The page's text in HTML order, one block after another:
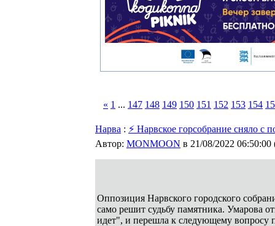
« 1 ... 147 148 149 150 151 152 153 154
Нарва : ⚡ Нарвское горсобрание сняло с
Автор: MONMOON в 21/08/2022 06:50:00
Оппозиция Нарвского городского
само решит судьбу памятника. Умарова
идет", и перешла к следующему вопросу